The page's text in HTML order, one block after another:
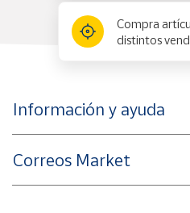
Compra
distintos
Información y ayuda
Correos Market